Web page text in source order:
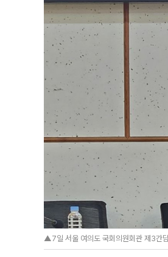
▲7일 서울 여의도 국회의원회관 제3간